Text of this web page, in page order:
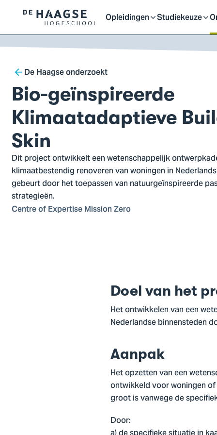
Logo
van
De
Hogeschool,
ga
naar
de
homepagina
Opleidingen
Open
sluit
submenu
Studiekeuze
Open
sluit
submenu
Breadcrumb
De Haagse onderzoekt
Bio-geïnspireerde
Klimaatadaptieve
Skin
Dit project ontwikkelt een wetenschappelijk
klimaatbestendig renoveren van woningen in
gebeurt door het toepassen van natuurgeïnspireerde
strategieën.
Centre of Expertise Mission Zero
Doel van het
Het ontwikkelen van een
Nederlandse binnensteden
Aanpak
Het opzetten van een
ontwikkeld voor woningen
groot is vanwege de
Door: